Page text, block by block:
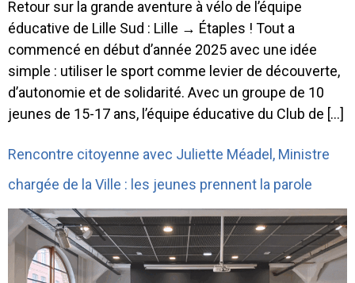
Retour sur la grande aventure à vélo de l’équipe
éducative de Lille Sud : Lille → Étaples ! Tout a
commencé en début d’année 2025 avec une idée
simple : utiliser le sport comme levier de découverte,
d’autonomie et de solidarité. Avec un groupe de 10
jeunes de 15-17 ans, l’équipe éducative du Club de […]
Rencontre citoyenne avec Juliette Méadel, Ministre
chargée de la Ville : les jeunes prennent la parole